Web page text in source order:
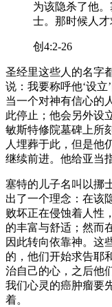
为该隐杀了他
士。那时候人才
创4:2-26
圣经里这些人的名字
说：我要称呼他‘设立
当一个对神有信心的
此停止；他会另外设
敏斯特修院墓碑上所
人埋葬于此，但是他
继续前进。他给亚当
塞特的儿子名叫以挪
出了一个理念：在该
败坏正在侵蚀着人性
的丰富与舒适；然而
因此转向依靠神。这
的，他们开始求告耶
治自己的心，之后他
我们心灵的癌肿瘤要
着。